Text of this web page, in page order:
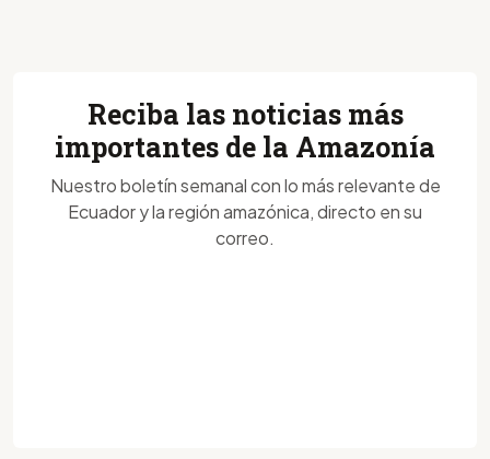
Reciba las noticias más
importantes de la Amazonía
Nuestro boletín semanal con lo más relevante de
Ecuador y la región amazónica, directo en su
correo.